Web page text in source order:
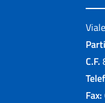
C.F.
Fax: